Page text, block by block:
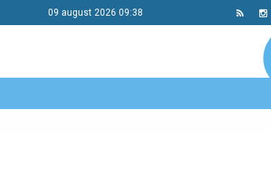
09 august 2026 09:38